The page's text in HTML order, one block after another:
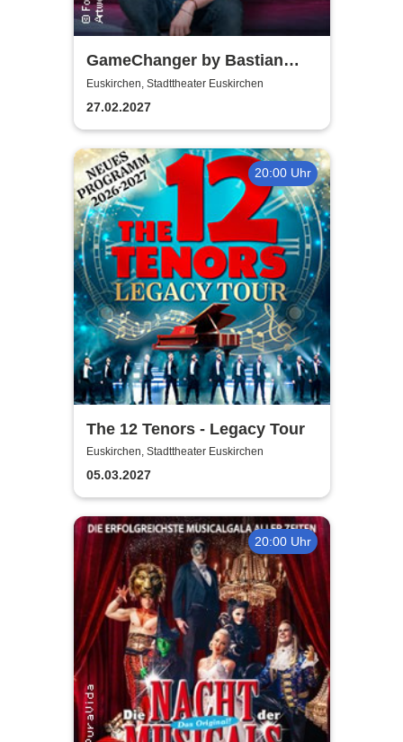
GameChanger by Bastian
Bielendorfer
Euskirchen, Stadttheater Euskirchen
27.02.2027
20:00 Uhr
The 12 Tenors - Legacy Tour
Euskirchen, Stadttheater Euskirchen
05.03.2027
20:00 Uhr